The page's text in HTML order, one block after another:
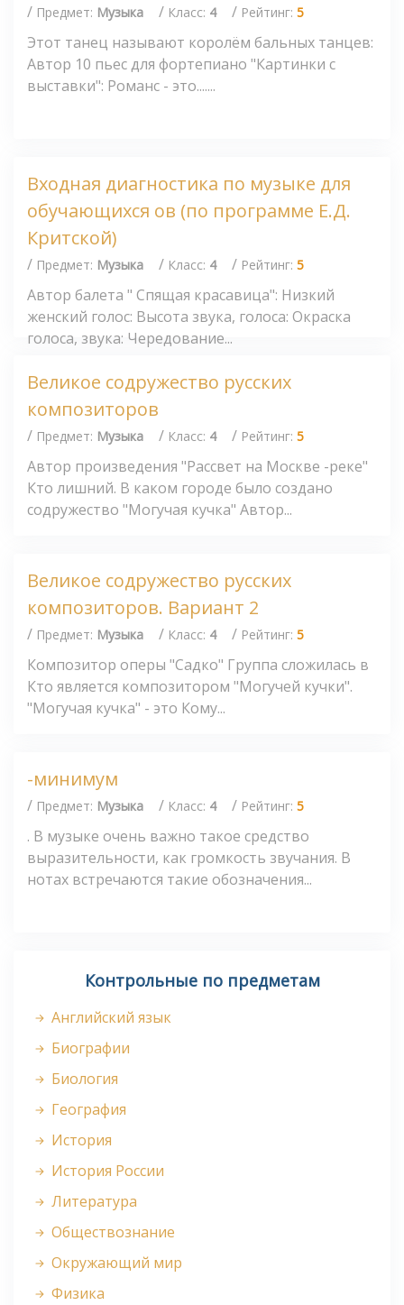
/ Предмет: Музыка / Класс: 4 / Рейтинг: 5
Этот танец называют королём бальных танцев:
Автор 10 пьес для фортепиано "Картинки с
выставки": Романс - это.......
Входная диагностика по музыке для
обучающихся ов (по программе Е.Д.
Критской)
/ Предмет: Музыка / Класс: 4 / Рейтинг: 5
Автор балета " Спящая красавица": Низкий
женский голос: Высота звука, голоса: Окраска
голоса, звука: Чередование...
Великое содружество русских
композиторов
/ Предмет: Музыка / Класс: 4 / Рейтинг: 5
Автор произведения "Рассвет на Москве -реке"
Кто лишний. В каком городе было создано
содружество "Могучая кучка" Автор...
Великое содружество русских
композиторов. Вариант 2
/ Предмет: Музыка / Класс: 4 / Рейтинг: 5
Композитор оперы "Садко" Группа сложилась в
Кто является композитором "Могучей кучки".
"Могучая кучка" - это Кому...
-минимум
/ Предмет: Музыка / Класс: 4 / Рейтинг: 5
. В музыке очень важно такое средство
выразительности, как громкость звучания. В
нотах встречаются такие обозначения...
Контрольные по предметам
Английский язык
Биографии
Биология
География
История
История России
Литература
Обществознание
Окружающий мир
Физика